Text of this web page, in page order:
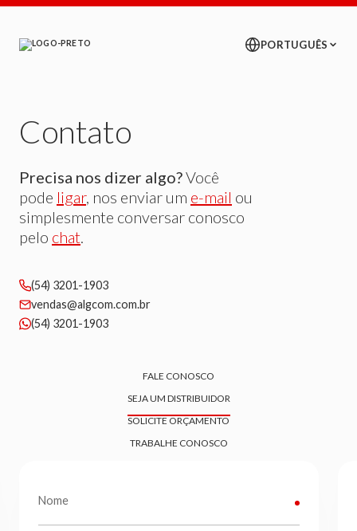
Contato
Precisa nos dizer algo?Você
pode ligar, nos enviar um e-mail ou
simplesmente conversar conosco
pelo chat.
(54) 3201-1903
vendas@algcom.com.br
(54) 3201-1903
FALE CONOSCO
SEJA UM DISTRIBUIDOR
SOLICITE ORÇAMENTO
TRABALHE CONOSCO
Nome